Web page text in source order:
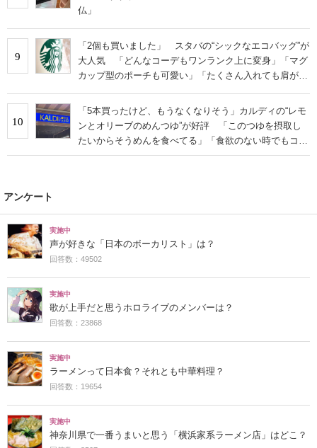
仏」
9
「2個も買いました」 スタバの“シックなエコバッグ”が
大人気 「どんなコーデもワンランク上に変身」「マグ
カップ型のポーチも可愛い」「たくさん入れても肩が痛
10
「5本買ったけど、もうなくなりそう」カルディの“レモ
ンとオリーブのめんつゆ”が好評 「このつゆを摂取し
たいからそうめんを食べてる」「食欲のない時でもコレ
で食べられる」
アンケート
実施中
声が好きな「日本のボーカリスト」は？
回答数：49502
実施中
歌が上手だと思うホロライブのメンバーは？
回答数：23868
実施中
ラーメンって日本食？それとも中華料理？
回答数：19654
実施中
神奈川県で一番うまいと思う「横浜家系ラーメン店」はどこ？